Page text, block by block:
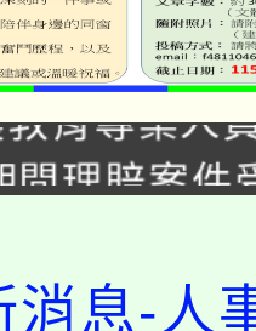
教案入校路
育專業人
間理賠案件
學年度第
消息-人